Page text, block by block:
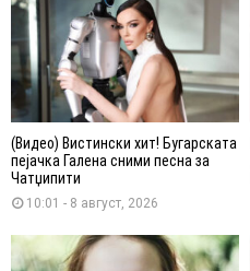
(Видео) Вистински хит! Бугарската
пејачка Галена сними песна за
Чатџипити
10:01 - 8 август, 2026